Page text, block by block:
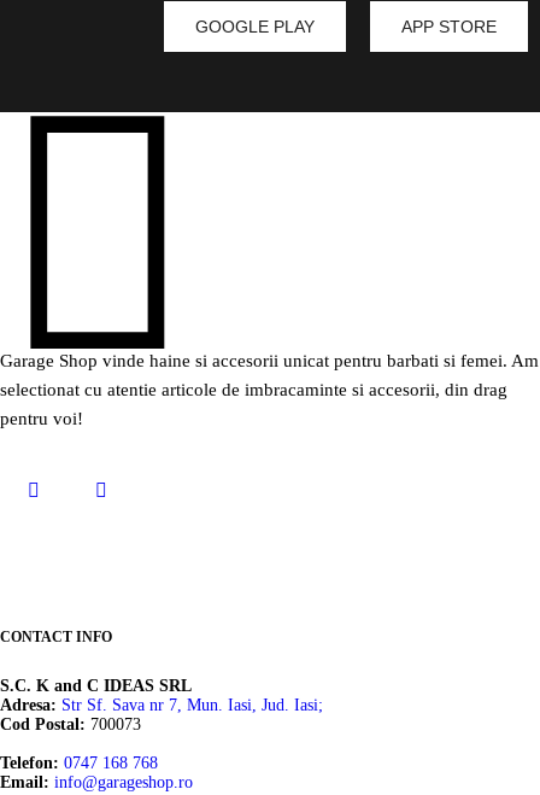
GOOGLE PLAY APP STORE
Garage Shop vinde haine si accesorii unicat pentru barbati si femei. Am
selectionat cu atentie articole de imbracaminte si accesorii, din drag
pentru voi!
CONTACT INFO
S.C. K and C IDEAS SRL
Adresa: Str Sf. Sava nr 7, Mun. Iasi, Jud. Iasi;
Cod Postal: 700073
Telefon: 0747 168 768
Email: info@garageshop.ro